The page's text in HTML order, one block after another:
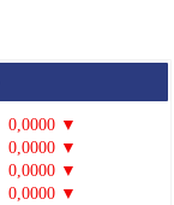
0,0000 ▼
0,0000 ▼
0,0000 ▼
0,0000 ▼